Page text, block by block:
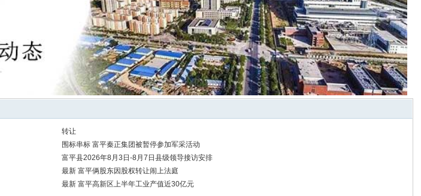
转让
围标串标 富平秦正集团被暂停参加军采活动
富平县2026年8月3日-8月7日县级领导接访安排
最新 富平俩股东因股权转让闹上法庭
最新 富平高新区上半年工业产值近30亿元